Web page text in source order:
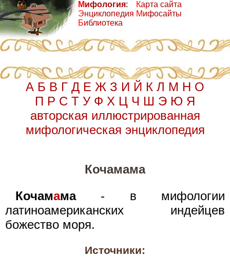
Мифология:
Энциклопедия
Библиотека
Карта сайта
Мифосайты
А Б В Г Д Е Ж З И Й К Л М Н О
П Р С Т У Ф Х Ц Ч Ш Э Ю Я
авторская иллюстрированная
мифологическая энциклопедия
Кочамама
Кочамама- в мифологии
латиноамериканских индейцев
божество моря.
Источники: